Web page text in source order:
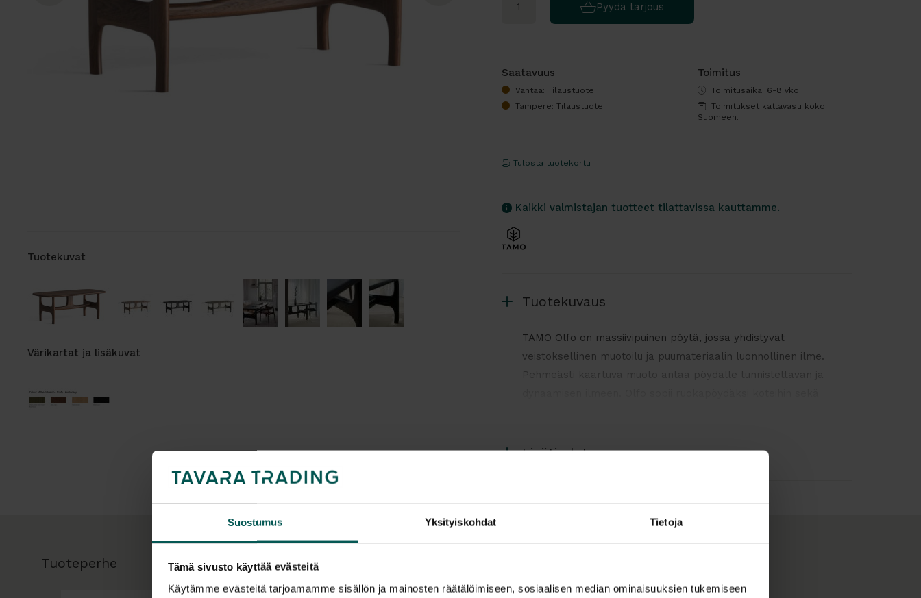
Suostumus Yksityiskohdat Tietoja
Tämä sivusto käyttää evästeitä
Käytämme evästeitä tarjoamamme sisällön ja mainosten räätälöimiseen, sosiaalisen median ominaisuuksien tukemiseen
Tuotekuvat
Värikartat ja lisäkuvat
Pyydä tarjous
Saatavuus
Vantaa: Tilaustuote
Tampere: Tilaustuote
Toimitus
Toimitusaika: 6-8 vko
Toimitukset kattavasti koko
Suomeen.
Tulosta tuotekortti
Kaikki valmistajan tuotteet tilattavissa kauttamme.
Tuotekuvaus
TAMO Olfo on massiivipuinen pöytä, jossa yhdistyvät
veistoksellinen muotoilu ja puumateriaalin luonnollinen ilme.
Lisätiedot
Tuoteperhe